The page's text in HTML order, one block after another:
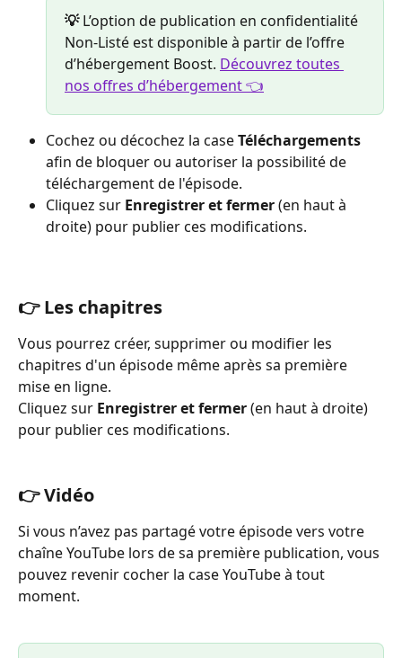
💡 L’option de publication en confidentialité
Non-Listé est disponible à partir de l’offre
d’hébergement Boost. Découvrez toutes
nos offres d’hébergement 👈
Cochez ou décochez la case Téléchargements
afin de bloquer ou autoriser la possibilité de
téléchargement de l'épisode.
Cliquez sur Enregistrer et fermer (en haut à
droite) pour publier ces modifications.
👉 Les chapitres
Vous pourrez créer, supprimer ou modifier les
chapitres d'un épisode même après sa première
mise en ligne.
Cliquez sur Enregistrer et fermer (en haut à droite)
pour publier ces modifications.
👉 Vidéo
Si vous n’avez pas partagé votre épisode vers votre
chaîne YouTube lors de sa première publication, vous
pouvez revenir cocher la case YouTube à tout
moment.